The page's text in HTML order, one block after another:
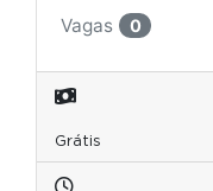
Vagas
0
Grátis